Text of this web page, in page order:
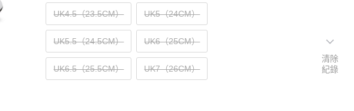
UK4.5（23.5CM） UK5（24CM）
UK5.5（24.5CM） UK6（25CM）
UK6.5（25.5CM） UK7（26CM）
清除
紀錄